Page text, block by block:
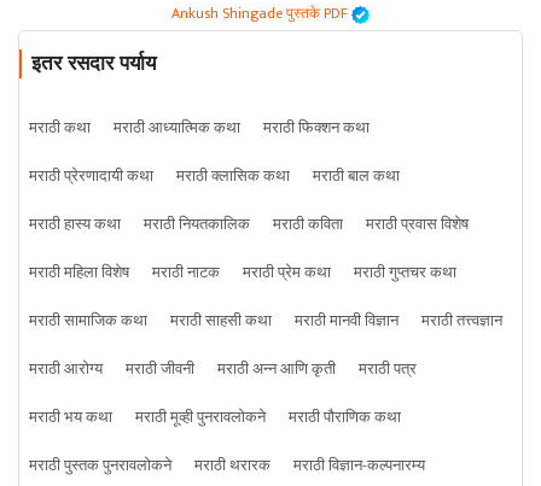
Ankush Shingade पुस्तके PDF
इतर रसदार पर्याय
मराठी कथा मराठी आध्यात्मिक कथा
मराठी फिक्शन कथा
मराठी प्रेरणादायी कथा
मराठी क्लासिक कथा
मराठी बाल कथा
मराठी हास्य कथा
मराठी नियतकालिक मराठी कविता
मराठी प्रवास विशेष
मराठी महिला विशेष
मराठी नाटक मराठी प्रेम कथा
मराठी गुप्तचर कथा
मराठी सामाजिक कथा
मराठी साहसी कथा मराठी मानवी विज्ञान
मराठी तत्त्वज्ञान
मराठी आरोग्य
मराठी जीवनी मराठी अन्न आणि कृती
मराठी पत्र
मराठी भय कथा
मराठी मूव्ही पुनरावलोकने
मराठी पौराणिक कथा
मराठी पुस्तक पुनरावलोकने
मराठी थरारक
मराठी विज्ञान-कल्पनारम्य